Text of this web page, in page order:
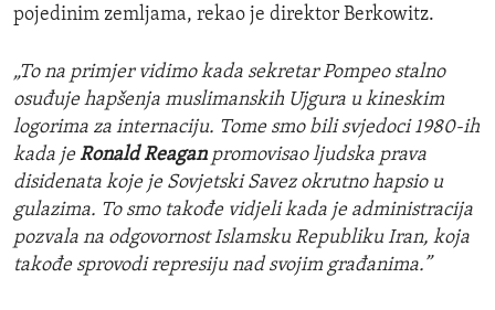
pojedinim zemljama, rekao je direktor Berkowitz.
„To na primjer vidimo kada sekretar Pompeo stalno
osuđuje hapšenja muslimanskih Ujgura u kineskim
logorima za internaciju. Tome smo bili svjedoci 1980-ih
kada je Ronald Reagan promovisao ljudska prava
disidenata koje je Sovjetski Savez okrutno hapsio u
gulazima. To smo takođe vidjeli kada je administracija
pozvala na odgovornostIslamskuRepubliku Iran, koja
takođe sprovodi represiju nad svojim građanima.”